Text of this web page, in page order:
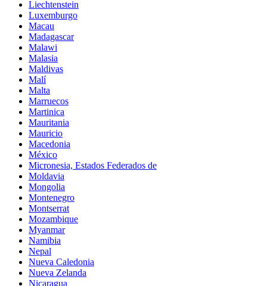
Liechtenstein
Luxemburgo
Macau
Madagascar
Malawi
Malasia
Maldivas
Malí
Malta
Marruecos
Martinica
Mauritania
Mauricio
Macedonia
México
Micronesia, Estados Federados de
Moldavia
Mongolia
Montenegro
Montserrat
Mozambique
Myanmar
Namibia
Nepal
Nueva Caledonia
Nueva Zelanda
Nicaragua